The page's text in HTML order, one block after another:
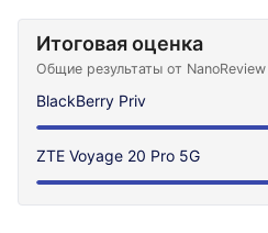
Итоговая оценка
Общие результаты от NanoReview
BlackBerry Priv
ZTE Voyage 20 Pro 5G